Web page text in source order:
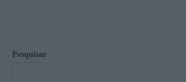
Pesquisar